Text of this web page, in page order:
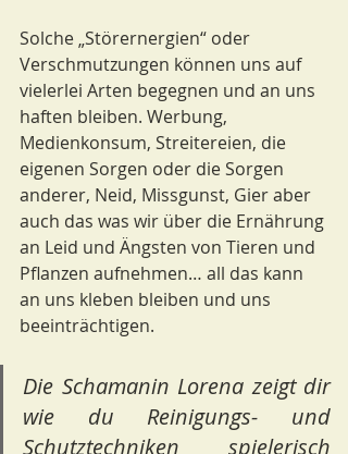
Solche „Störernergien“ oder
Verschmutzungen können uns auf
vielerlei Arten begegnen und an uns
haften bleiben. Werbung,
Medienkonsum, Streitereien, die
eigenen Sorgen oder die Sorgen
anderer, Neid, Missgunst, Gier aber
auch das was wir über die Ernährung
an Leid und Ängsten von Tieren und
Pflanzen aufnehmen… all das kann
an uns kleben bleiben und uns
beeinträchtigen.
Die Schamanin Lorena zeigt dir
wie du Reinigungs- und
Schutztechniken spielerisch